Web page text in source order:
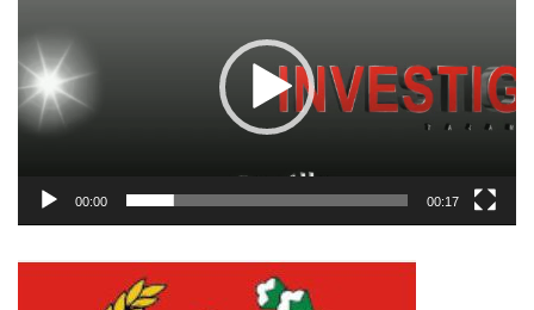
00:00 00:17